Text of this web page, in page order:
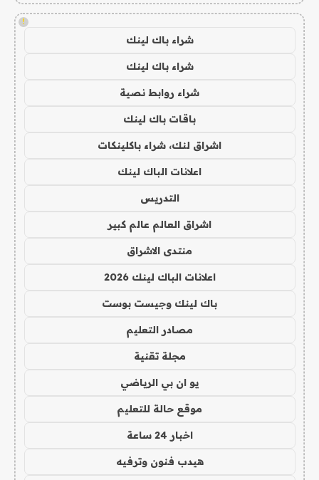
!
شراء باك لينك
شراء باك لينك
شراء روابط نصية
باقات باك لينك
اشراق لنك، شراء باكلينكات
اعلانات الباك لينك
التدريس
اشراق العالم عالم كبير
منتدى الاشراق
اعلانات الباك لينك 2026
باك لينك وجيست بوست
مصادر التعليم
مجلة تقنية
يو ان بي الرياضي
موقع حالة للتعليم
اخبار 24 ساعة
هيدب فنون وترفيه